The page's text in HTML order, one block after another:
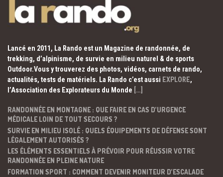
Lancé en 2011, La Rando est un Magazine de randonnée, de
trekking, d’alpinisme, de survie en milieu naturel & de sports
Outdoor.Vous y trouverez des photos, vidéos, carnets de rando,
actualités, tests de matériels. La Rando c’est aussi EXPLORE,
l’Association des Explorateurs du Monde […]
RANDONNÉE EN MONTAGNE : QUE FAIRE EN CAS D’URGENCE
MÉDICALE LOIN DE TOUT SECOURS ?
SURVIE EN MILIEU ISOLÉ : QUELS ÉQUIPEMENTS DE DÉFENSE SONT
LÉGALEMENT AUTORISÉS ?
LES ÉLÉMENTS ESSENTIELS À PRÉVOIR POUR RÉUSSIR VOTRE
RANDONNÉE EN PLEINE NATURE
FORMATION SPORT : COMMENT DEVENIR MONITEUR D’ESCALADE